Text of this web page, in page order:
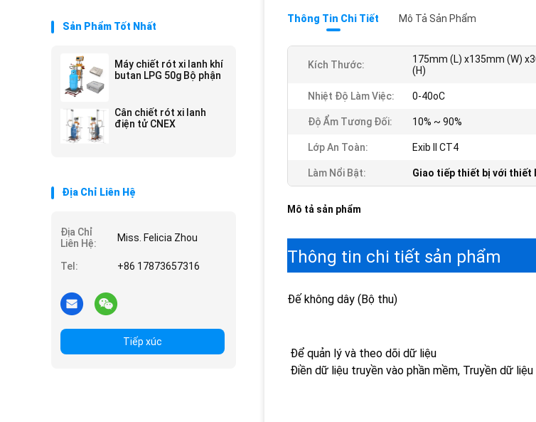
Sản Phẩm Tốt Nhất
Máy chiết rót xi lanh khí
butan LPG 50g Bộ phận
Cân chiết rót xi lanh
điện tử CNEX
Địa Chỉ Liên Hệ
Địa Chỉ
Liên Hệ:
Miss. Felicia Zhou
Tel: +86 17873657316
Tiếp xúc
Thông Tin Chi Tiết Mô Tả Sản Phẩm
Kích Thước:
175mm (L) x135mm (W)
(H)
Nhiệt Độ Làm Việc: 0-40oC
Độ Ẩm Tương Đối: 10% ~ 90%
Lớp An Toàn: Exib II CT4
Làm Nổi Bật: Giao tiếp thiết bị với thiết
Mô tả sản phẩm
Thông tin chi tiết sản phẩm
Đế không dây (Bộ thu)
Điền dữ liệu truyền vào phần mềm, Truyền dữ